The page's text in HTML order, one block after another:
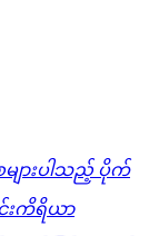
များပါသည့် ပိုက်
းကိရိယာ